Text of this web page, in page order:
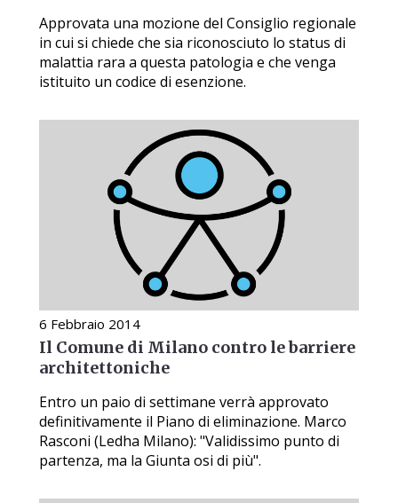
Approvata una mozione del Consiglio regionale
in cui si chiede che sia riconosciuto lo status di
malattia rara a questa patologia e che venga
istituito un codice di esenzione.
6 Febbraio 2014
Il Comune di Milano contro le barriere
architettoniche
Entro un paio di settimane verrà approvato
definitivamente il Piano di eliminazione. Marco
Rasconi (Ledha Milano): "Validissimo punto di
partenza, ma la Giunta osi di più".